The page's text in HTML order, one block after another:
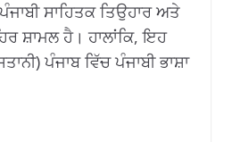
ਸਾਹਿਤਕ ਤਿਉਹਾਰ ਅਤੇ
ਸ਼ਾਮਲ ਹੈ। ਹਾਲਾਂਕਿ, ਇਹ
ਪੰਜਾਬ ਵਿੱਚ ਪੰਜਾਬੀ ਭਾਸ਼ਾ